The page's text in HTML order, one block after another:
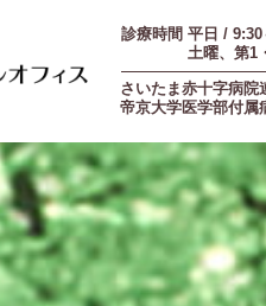
診療時間 平日 / 9:30
土曜、第1・3
さいたま赤十字病院
帝京大学医学部付属